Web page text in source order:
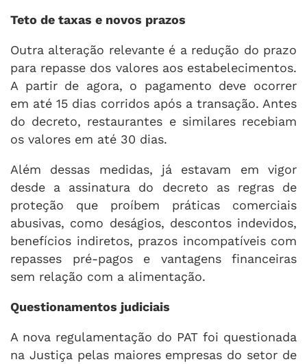
Teto de taxas e novos prazos
Outra alteração relevante é a redução do prazo
para repasse dos valores aos estabelecimentos.
A partir de agora, o pagamento deve ocorrer
em até 15 dias corridos após a transação. Antes
do decreto, restaurantes e similares recebiam
os valores em até 30 dias.
Além dessas medidas, já estavam em vigor
desde a assinatura do decreto as regras de
proteção que proíbem práticas comerciais
abusivas, como deságios, descontos indevidos,
benefícios indiretos, prazos incompatíveis com
repasses pré-pagos e vantagens financeiras
sem relação com a alimentação.
Questionamentos judiciais
A nova regulamentação do PAT foi questionada
na Justiça pelas maiores empresas do setor de